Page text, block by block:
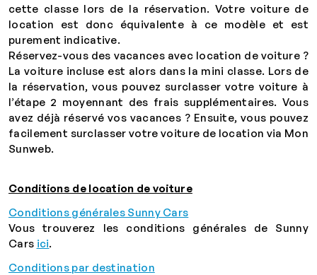
cette classe lors de la réservation. Votre voiture de
location est donc équivalente à ce modèle et est
purement indicative.
Réservez-vous des vacances avec location de voiture ?
La voiture incluse est alors dans la mini classe. Lors de
la réservation, vous pouvez surclasser votre voiture à
l’étape 2 moyennant des frais supplémentaires. Vous
avez déjà réservé vos vacances ? Ensuite, vous pouvez
facilement surclasser votre voiture de location via Mon
Sunweb.
Conditions de location de voiture
Conditions générales Sunny Cars
Vous trouverez les conditions générales de Sunny
Cars ici.
Conditions par destination